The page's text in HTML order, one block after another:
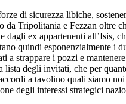
di sicurezza libiche,
Tripolitania e Fezzan
ex appartenenti
quindi esponenzialmente i
strappare i pozzi e
degli invitati, che per
a tavolino quali siamo
degli interessi strategici